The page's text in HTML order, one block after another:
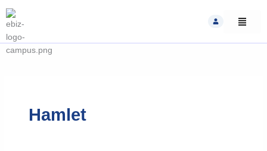
to
content
Hamlet